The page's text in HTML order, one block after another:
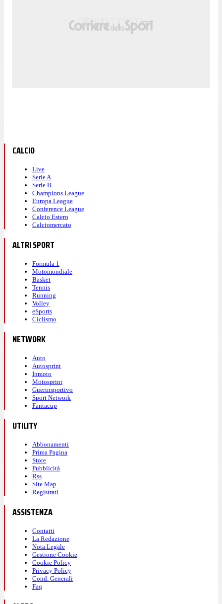
CALCIO
Live
Serie A
Serie B
Champions League
Europa League
Conference League
Calcio Estero
Calciomercato
ALTRI SPORT
Formula 1
Motomondiale
Basket
Tennis
Running
Volley
eSports
Ciclismo
NETWORK
Auto
Autosprint
Inmoto
Motosprint
Guerinsportivo
Sport Network
Fantacup
UTILITY
Abbonamenti
Prima Pagina
Store
Pubblicità
Rss
Site Map
Registrati
ASSISTENZA
Contatti
La Redazione
Nota Legale
Gestione Cookie
Cookie Policy
Privacy Policy
Cond. Generali
Faq